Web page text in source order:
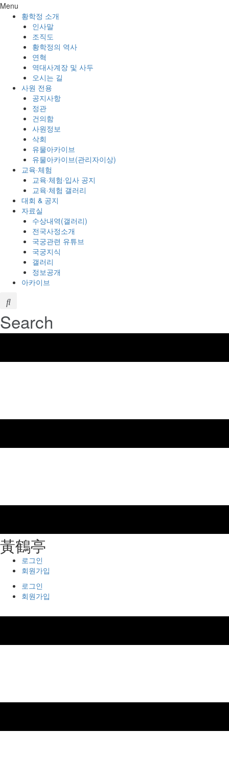
Menu
황학정 소개
인사말
조직도
황학정의 역사
연혁
역대사계장 및 사두
오시는 길
사원 전용
공지사항
정관
건의함
사원정보
삭회
유물아카이브
유물아카이브(관리자이상)
교육·체험
교육·체험·입사 공지
교육·체험 갤러리
대회 & 공지
자료실
수상내역(갤러리)
전국사정소개
국궁관련 유튜브
국궁지식
갤러리
정보공개
아카이브
Search
⿈鶴亭
로그인
회원가입
로그인
회원가입